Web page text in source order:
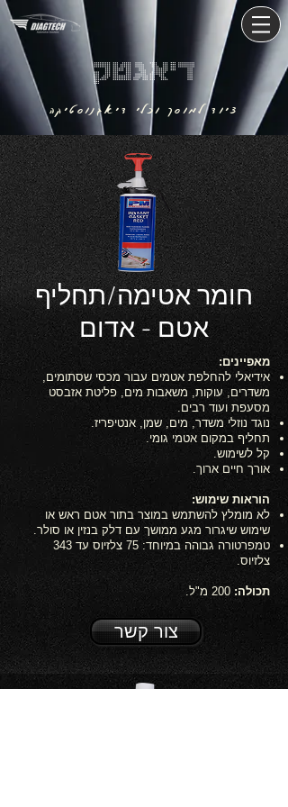
דיאגטק
ציוד למוסך וכלי דיאגנוסטיקה
חומר אטימה/תחליף
אטם - אדום
מאפיינים:
אידיאלי להחלפת אטמים עבור מכסי שסתומים,
משדרים, עוקות, משאבות מים, פליטת אזבסט
מסעפת ועוד רבים.
נוגד נוזלי משדר, מים, שמן, אנטיפריז.
תחליף במקום אטמי גומי.
קל לשימוש.
אורך חיים ארוך.
הוראות שימוש:
לא מומלץ להשתמש במוצר בתור אטם ראש או
שימוש שיגרור מגע ממושך עם דלק בנזין או סולר.
​טמפרטורה גבוהה במיוחד: 75 צלזיוס עד 343
צלזיוס.
תכולה: 200 מ"ל.
צור קשר